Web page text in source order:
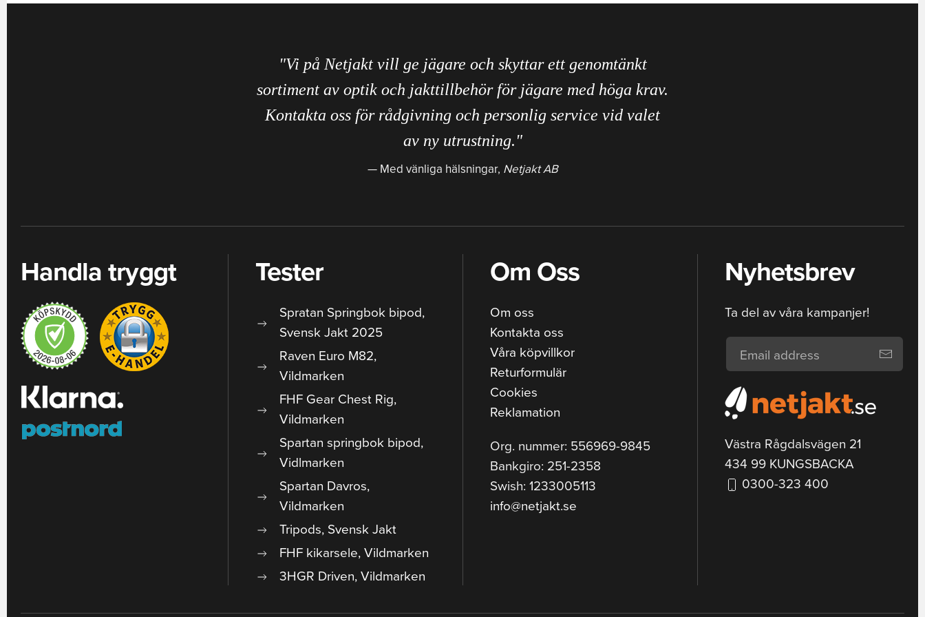
"Vi på Netjakt vill ge jägare och skyttar ett genomtänkt
sortiment av optik och jakttillbehör för jägare med höga krav.
Kontakta oss för rådgivning och personlig service vid valet
av ny utrustning."
Med vänliga hälsningar, Netjakt AB
Handla tryggt Tester
Spratan Springbok bipod,
Svensk Jakt 2025
Raven Euro M82,
Vildmarken
FHF Gear Chest Rig,
Vildmarken
Spartan springbok bipod,
Vidlmarken
Spartan Davros,
Vildmarken
Tripods, Svensk Jakt
FHF kikarsele, Vildmarken
3HGR Driven, Vildmarken
Om Oss
Om oss
Kontakta oss
Våra köpvillkor
Returformulär
Cookies
Reklamation
Org. nummer: 556969-9845
Bankgiro: 251-2358
Swish: 1233005113
info@netjakt.se
Nyhetsbrev
Ta del av våra kampanjer!
Västra Rågdalsvägen 21
434 99 KUNGSBACKA
0300-323 400